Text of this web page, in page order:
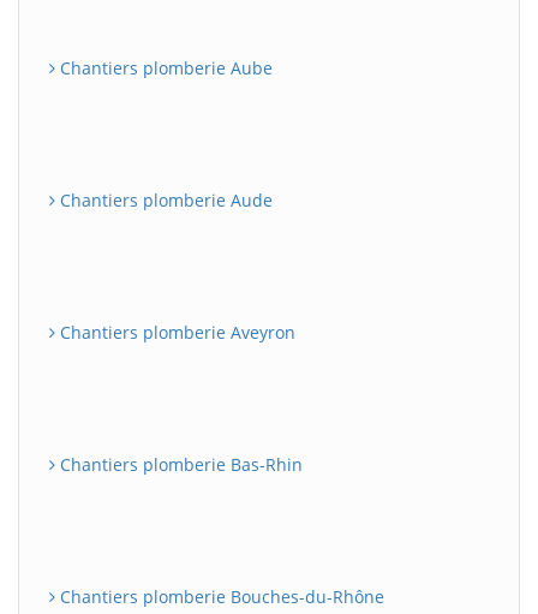
Chantiers plomberie Aube
Chantiers plomberie Aude
Chantiers plomberie Aveyron
Chantiers plomberie Bas-Rhin
Chantiers plomberie Bouches-du-Rhône